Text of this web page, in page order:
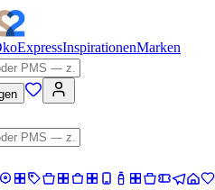
ExpressInspirationenMarken